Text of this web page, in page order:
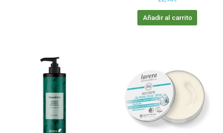
Añadir al carrito